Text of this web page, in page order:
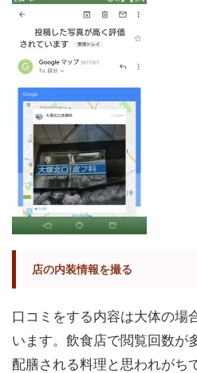
店の内装情報を撮る
口コミをする内容は大体の場
います。飲食店で閲覧回数が
配膳される料理と思われがち